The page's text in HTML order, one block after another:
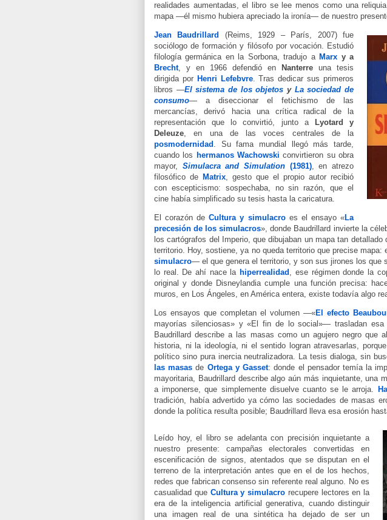
realidades aumentadas, el libro se lee menos como una
mapa —él mismo hubiera apreciado la ironía— de nuestro
Jean Baudrillard
(Reims, 1929 – París, 2007) fue
sociólogo de formación y filósofo por vocación. Estudió
filología germánica en la Sorbona, tradujo a Marx y a
Brecht, y en 1966 defendió en Nanterre una tesis
dirigida por Henri Lefebvre. Tras dedicar sus primeros
libros —El sistema de los objetos y La sociedad de
consumo— a diseccionar el fetichismo de las
mercancías, derivó hacia una crítica radical de la
representación que lo convirtió, junto a
Lyotard y
Deleuze, en una de las voces centrales de la
posmodernidad . Su fama mundial llegó más tarde,
cuando los hermanos Wachowski convirtieron su obra
mayor, Simulacra and Simulation (1981), en atrezo
filosófico de Matrix, gesto que el propio autor recibió
con escepticismo: sospechaba, no sin razón, que el
cine había simplificado su tesis hasta la caricatura.
El corazón deCultura y simulacroes el ensayo «La
precesión de los simulacros», donde Baudrillard invierte la
los cartógrafos del Imperio, que dibujaban un mapa tan detallado
territorio. Hoy, sostiene, ya no queda territorio que precise
simulacro— el que genera el territorio, y son sus jirones los que
lo real. De ahí nace la hiperrealidad , ese régimen donde la
original y donde Disneylandia cumple una función precisa:
muros, en Los Ángeles, en América entera, existe todavía algo
Los ensayos que completan el volumen —«El efecto
mayorías silenciosas» y «El fin de lo social»— trasladan esa
Baudrillard describe a las masas como un agujero negro que
historia, ni la ideología, ni el sentido logran atravesarlas,
político sino pura inercia neutralizadora. La tesis dialoga, sin
las masas de Ortega y Gasset: donde el pensador temía la
mayoritaria, Baudrillard describe algo aún más inquietante, una
a imponerse, que simplemente disuelve cuanto se le arroja.
tradición, había advertido ya cómo las sociedades de masas
donde la política resulta posible; Baudrillard lleva esa erosión
Leído hoy, el librose adelanta con precisión inquietante a
nuestro presente: campañas electorales convertidas en
escenificación de signos, atentados que se disputan en el
terreno de la interpretación antes que en el de los hechos,
redes que fabrican consenso sin referente real alguno. No es
casualidad que Cultura y simulacro recupere lectores en la
era de la inteligencia artificial generativa, cuando distinguir
una imagen real de una sintética ha dejado de ser un